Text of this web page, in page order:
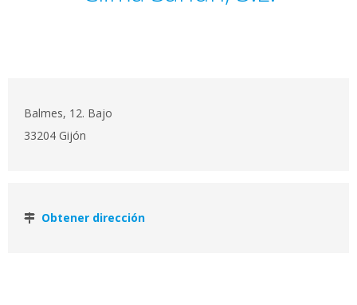
Balmes, 12. Bajo
33204 Gijón
Obtener dirección